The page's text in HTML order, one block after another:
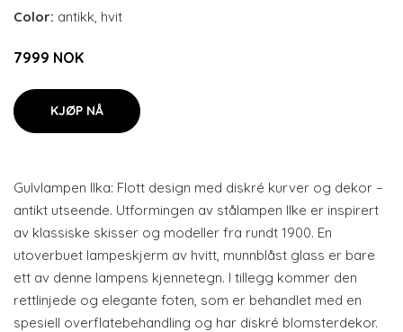
Color: antikk, hvit
7999 NOK
KJØP NÅ
Gulvlampen Ilka: Flott design med diskré kurver og dekor –
antikt utseende. Utformingen av stålampen Ilke er inspirert
av klassiske skisser og modeller fra rundt 1900. En
utoverbuet lampeskjerm av hvitt, munnblåst glass er bare
ett av denne lampens kjennetegn. I tillegg kommer den
rettlinjede og elegante foten, som er behandlet med en
spesiell overflatebehandling og har diskré blomsterdekor.